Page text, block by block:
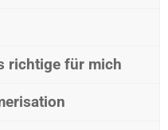
richtige für mich